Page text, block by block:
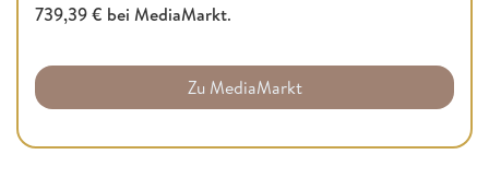
739,39 € bei MediaMarkt.
Zu MediaMarkt